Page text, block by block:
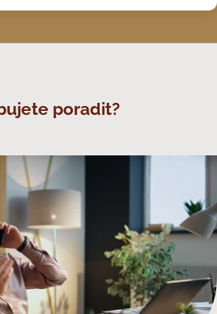
poradit?